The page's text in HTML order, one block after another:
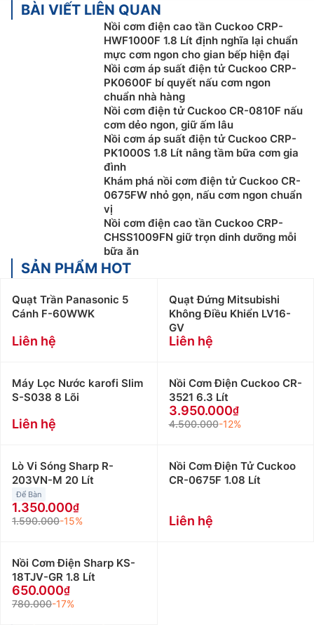
BÀI VIẾT LIÊN QUAN
Nồi cơm điện cao tần Cuckoo CRP-
HWF1000F 1.8 Lít định nghĩa lại chuẩn
mực cơm ngon cho gian bếp hiện đại
Nồi cơm áp suất điện tử Cuckoo CRP-
PK0600F bí quyết nấu cơm ngon
chuẩn nhà hàng
Nồi cơm điện tử Cuckoo CR-0810F nấu
cơm dẻo ngon, giữ ấm lâu
Nồi cơm áp suất điện tử Cuckoo CRP-
PK1000S 1.8 Lít nâng tầm bữa cơm gia
đình
Khám phá nồi cơm điện tử Cuckoo CR-
0675FW nhỏ gọn, nấu cơm ngon chuẩn
vị
Nồi cơm điện cao tần Cuckoo CRP-
CHSS1009FN giữ trọn dinh dưỡng mỗi
bữa ăn
SẢN PHẨM HOT
Quạt Trần Panasonic 5
Cánh F-60WWK
Liên hệ
Quạt Đứng Mitsubishi
Không Điều Khiển LV16-
GV
Liên hệ
Máy Lọc Nước karofi Slim
S-S038 8 Lõi
Liên hệ
Nồi Cơm Điện Cuckoo CR-
3521 6.3 Lít
3.950.000
4.500.000-12%
Lò Vi Sóng Sharp R-
203VN-M 20 Lít
Để Bàn
1.350.000
1.590.000-15%
Nồi Cơm Điện Tử Cuckoo
CR-0675F 1.08 Lít
Liên hệ
Nồi Cơm Điện Sharp KS-
18TJV-GR 1.8 Lít
650.000
780.000-17%